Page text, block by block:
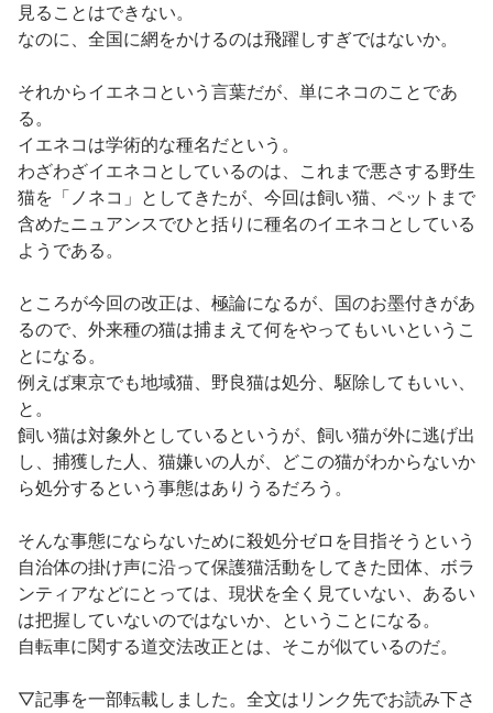
見ることはできない。
なのに、全国に網をかけるのは飛躍しすぎではないか。
それからイエネコという言葉だが、単にネコのことであ
る。
イエネコは学術的な種名だという。
わざわざイエネコとしているのは、これまで悪さする野生
猫を「ノネコ」としてきたが、今回は飼い猫、ペットまで
含めたニュアンスでひと括りに種名のイエネコとしている
ようである。
ところが今回の改正は、極論になるが、国のお墨付きがあ
るので、外来種の猫は捕まえて何をやってもいいというこ
とになる。
例えば東京でも地域猫、野良猫は処分、駆除してもいい、
と。
飼い猫は対象外としているというが、飼い猫が外に逃げ出
し、捕獲した人、猫嫌いの人が、どこの猫がわからないか
ら処分するという事態はありうるだろう。
そんな事態にならないために殺処分ゼロを目指そうという
自治体の掛け声に沿って保護猫活動をしてきた団体、ボラ
ンティアなどにとっては、現状を全く見ていない、あるい
は把握していないのではないか、ということになる。
自転車に関する道交法改正とは、そこが似ているのだ。
▽記事を一部転載しました。全文はリンク先でお読み下さ